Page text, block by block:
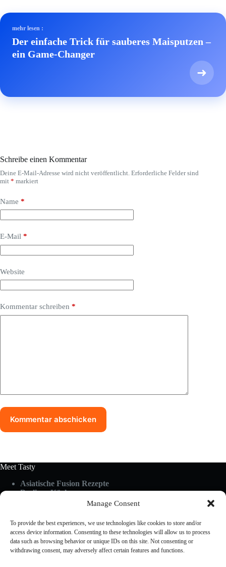
Manage Consent
To provide the best experiences, we use technologies like cookies to store and/or
access device information. Consenting to these technologies will allow us to process
data such as browsing behavior or unique IDs on this site. Not consenting or
withdrawing consent, may adversely affect certain features and functions.
mehr lesen :
Der einfache Trick für sauberes Maisputzen –
ein Game-Changer
➜
Schreibe einen Kommentar
Deine E-Mail-Adresse wird nicht veröffentlicht. Erforderliche Felder sind
mit * markiert
Name *
E-Mail *
Website
Kommentar schreiben *
Kommentar abschicken
Meet Tasty
Asiatische Fusion Rezepte
Berliner Küche
Küchen-Hacks & Tipps
Rezepte A-Z
Schnelle Küche